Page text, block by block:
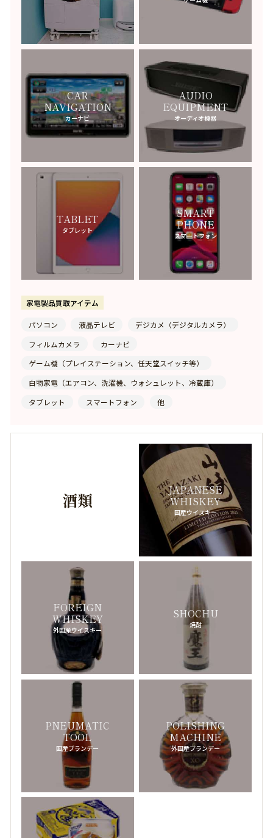
PRADA
-プラダ-
BELL & ROSS
-ベル＆ロス-
BOTTEGA VENETA
-ボッテガ・ヴェネタ-
BAUME & MERCIER-ボーム＆メルシエ-
BOVET-ボヴェ-
マ行
MASTERMIND JAPAN-マスターマインドジャパン-
MARTIN MARGIELA -マルタンマルジェラ-
MIKIMOTO
-ミキモト-
MIU MIU
MEDICOM TOY -メディコムトイ-
MONNICKENDAM -モニッケンダム-
ULYSSE NARDIN-ユリスナルダン-
-ユンハンス-
EUROPEAN COMPANY WATCH -ﾖｰﾛﾋﾟｱﾝｶﾝﾊﾟﾆｰｳｫｯﾁ-
YOJI YAMAMOTO -ヨウジヤマモト-
-ヨンドシー-
A.LANGE & SOHNE-ランゲ＆ゾーネ-
RAF SIMONS-ラフシモンズ-
-ランバン-
RICK OWENS-リックオウエンス-
RICHARD MILLE-リシャールミル-
CAR
NAVIGATION
カーナビ
AUDIO
EQUIPMENT
オーディオ機器
TABLET
タブレット
SMART
PHONE
スマートフォン
家電製品買取アイテム
パソコン 液晶テレビ
デジカメ（デジタルカメラ）
フィルムカメラ
カーナビ
ゲーム機（プレイステーション、任天堂スイッチ等）
白物家電（エアコン、洗濯機、ウォシュレット、冷蔵庫）
タブレット
スマートフォン 他
酒類
JAPANESE
WHISKEY
国産ウイスキー
FOREIGN
WHISKEY
外国産ウイスキー
SHOCHU
焼酎
PNEUMATIC
TOOL
国産ブランデー
POLISHING
MACHINE
外国産ブランデー